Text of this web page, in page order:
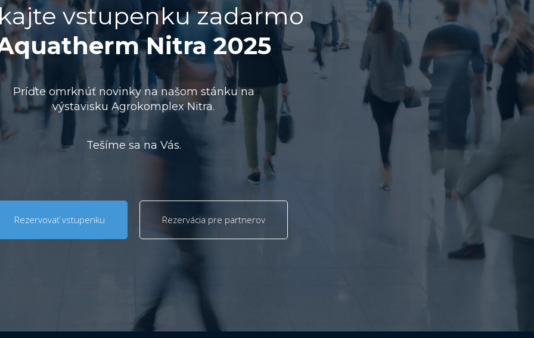
vstupenku zadarmo
Nitra 2025
Príďte omrknúť novinky na našom stánku na
výstavisku Agrokomplex Nitra.
Tešíme sa na Vás.
Rezervovať vstupenku Rezervácia pre partnerov